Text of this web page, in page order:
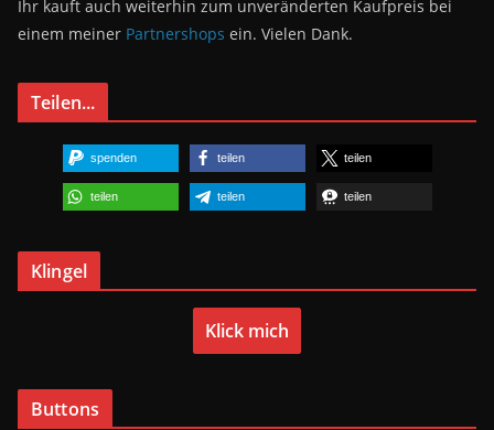
Ihr kauft auch weiterhin zum unveränderten Kaufpreis bei
einem meiner Partnershops ein. Vielen Dank.
Teilen...
spenden teilen teilen
teilen teilen teilen
Klingel
Klick mich
Buttons